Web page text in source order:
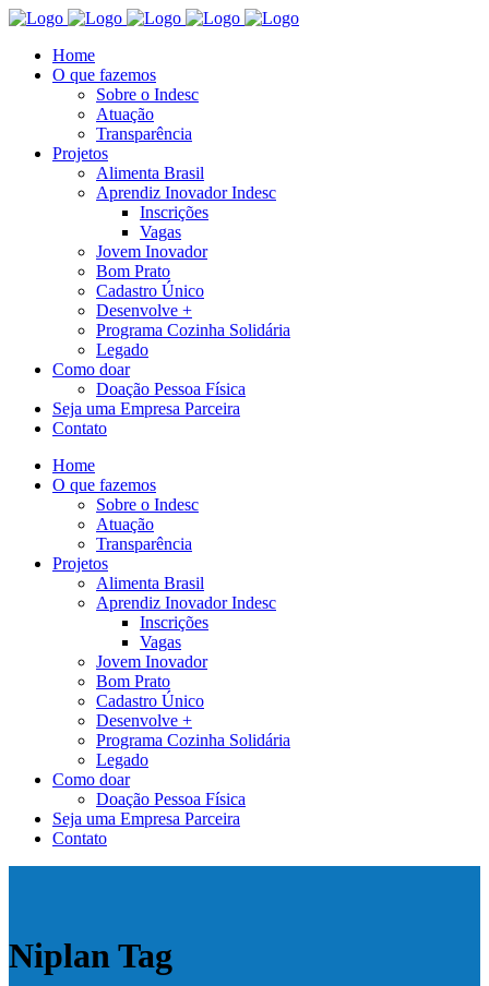
Home
O que fazemos
Sobre o Indesc
Atuação
Transparência
Projetos
Alimenta Brasil
Aprendiz Inovador Indesc
Inscrições
Vagas
Jovem Inovador
Bom Prato
Cadastro Único
Desenvolve +
Programa Cozinha Solidária
Legado
Como doar
Doação Pessoa Física
Seja uma Empresa Parceira
Contato
Home
O que fazemos
Sobre o Indesc
Atuação
Transparência
Projetos
Alimenta Brasil
Aprendiz Inovador Indesc
Inscrições
Vagas
Jovem Inovador
Bom Prato
Cadastro Único
Desenvolve +
Programa Cozinha Solidária
Legado
Como doar
Doação Pessoa Física
Seja uma Empresa Parceira
Contato
Niplan Tag